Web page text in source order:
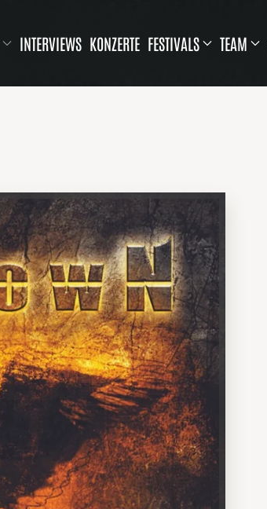
INTERVIEWS KONZERTE FESTIVALS TEAM